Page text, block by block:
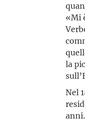
«Mi
la
Nel